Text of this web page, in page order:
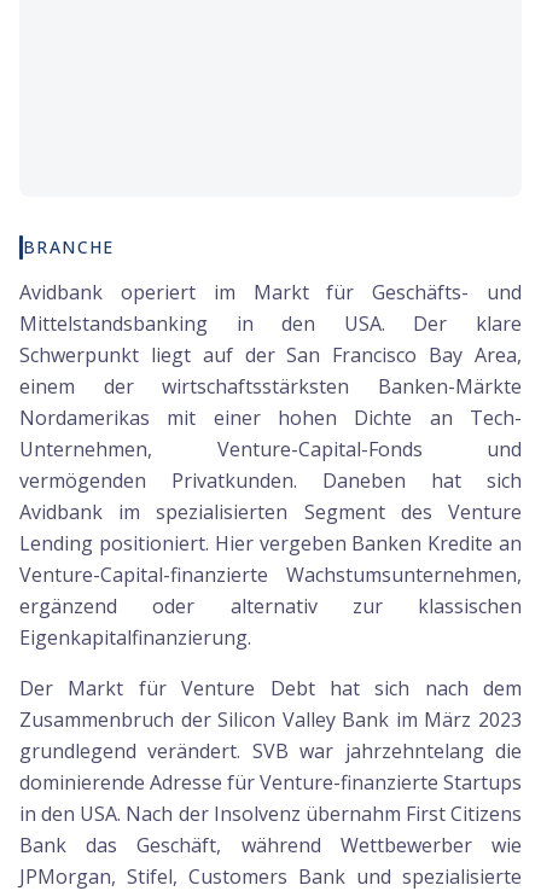
BRANCHE
Avidbank operiert im Markt für Geschäfts- und
Mittelstandsbanking in den USA. Der klare
Schwerpunkt liegt auf der San Francisco Bay Area,
einem der wirtschaftsstärksten Banken-Märkte
Nordamerikas mit einer hohen Dichte an Tech-
Unternehmen, Venture-Capital-Fonds und
vermögenden Privatkunden. Daneben hat sich
Avidbank im spezialisierten Segment des Venture
Lending positioniert. Hier vergeben Banken Kredite an
Venture-Capital-finanzierte Wachstumsunternehmen,
ergänzend oder alternativ zur klassischen
Eigenkapitalfinanzierung.
Der Markt für Venture Debt hat sich nach dem
Zusammenbruch der Silicon Valley Bank im März 2023
grundlegend verändert. SVB war jahrzehntelang die
dominierende Adresse für Venture-finanzierte Startups
in den USA. Nach der Insolvenz übernahm First Citizens
Bank das Geschäft, während Wettbewerber wie
JPMorgan, Stifel, Customers Bank und spezialisierte